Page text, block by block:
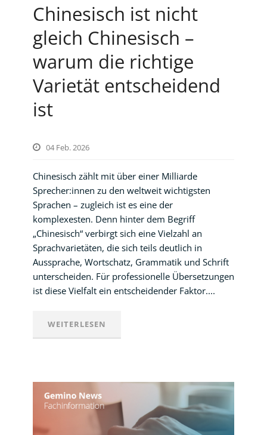
Chinesisch ist nicht
gleich Chinesisch –
warum die richtige
Varietät entscheidend
ist
04 Feb. 2026
Chinesisch zählt mit über einer Milliarde
Sprecher:innen zu den weltweit wichtigsten
Sprachen – zugleich ist es eine der
komplexesten. Denn hinter dem Begriff
„Chinesisch“ verbirgt sich eine Vielzahl an
Sprachvarietäten, die sich teils deutlich in
Aussprache, Wortschatz, Grammatik und Schrift
unterscheiden. Für professionelle Übersetzungen
ist diese Vielfalt ein entscheidender Faktor....
WEITERLESEN